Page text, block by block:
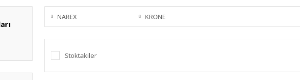
NAREX KRONE
Stoktakiler